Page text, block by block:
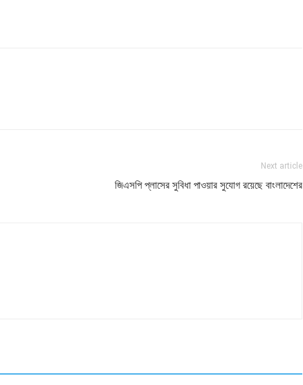
Next article
জিএসপি প্লাসের সুবিধা পাওয়ার সুযোগ রয়েছে বাংলাদেশের